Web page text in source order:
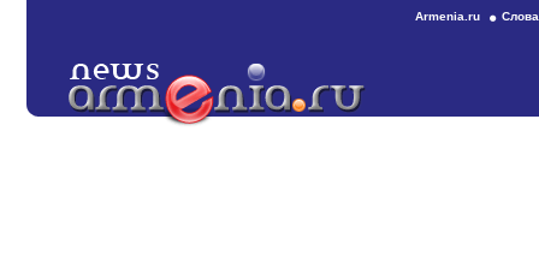
Armenia.ru